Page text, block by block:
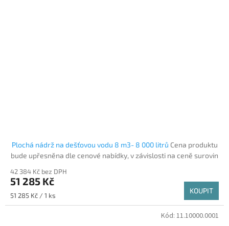
Plochá nádrž na dešťovou vodu 8 m3- 8 000 litrů Cena produktu
bude upřesněna dle cenové nabídky, v závislosti na ceně surovin
42 384 Kč bez DPH
51 285 Kč
Měrná cena:
51 285 Kč / 1 ks
KOUPIT
Kód: 11.10000.0001